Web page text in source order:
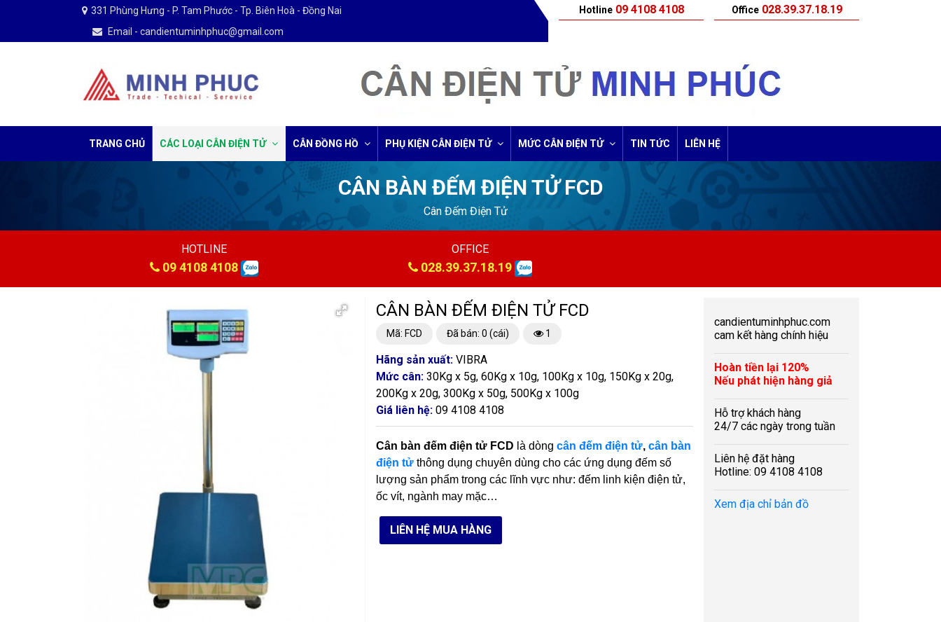
331 Phùng Hưng - P. Tam Phước - Tp. Biên Hoà - Đồng Nai
Email - candientuminhphuc@gmail.com
Hotline09 4108 4108 Office028.39.37.18.19
TRANG CHỦ CÁC LOẠI CÂN ĐIỆN TỬ CÂN ĐỒNG HỒ PHỤ KIỆN CÂN ĐIỆN TỬ MỨC CÂN ĐIỆN TỬ TIN TỨC LIÊN HỆ
CÂN BÀN ĐẾM ĐIỆN TỬ FCD
Cân Đếm Điện Tử
HOTLINE
09 4108 4108
OFFICE
028.39.37.18.19
CÂN BÀN ĐẾM ĐIỆN TỬ FCD
Mã: FCD Đã bán: 0 (cái) 1
Hãng sản xuất: VIBRA
Mức cân: 30Kg x 5g, 60Kg x 10g, 100Kg x 10g, 150Kg x 20g,
200Kg x 20g, 300Kg x 50g, 500Kg x 100g
Giá liên hệ: 09 4108 4108
Cân bàn đếm điện tử FCD là dòng cân đếm điện tử, cân bàn
điện tửthông dụng chuyên dùng cho các ứng dụng đếm số
lượng sản phẩm trong các lĩnh vực như: đếm linh kiện điện tử,
ốc vít, ngành may mặc…
LIÊN HỆ MUA HÀNG
candientuminhphuc.com
cam kết hàng chính hiệu
Hoàn tiền lại 120%
Nếu phát hiện hàng giả
Hỗ trợ khách hàng
24/7 các ngày trong tuần
Liên hệ đặt hàng
Hotline: 09 4108 4108
Xem địa chỉ bản đồ